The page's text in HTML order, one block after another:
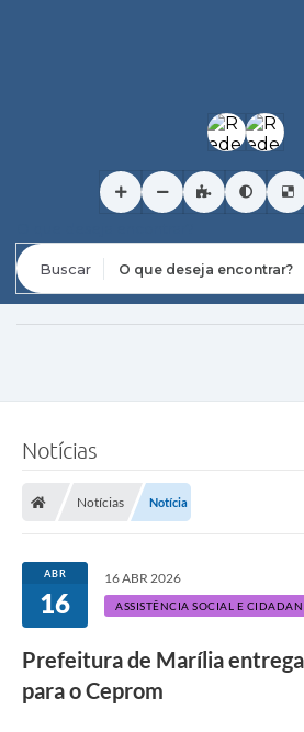
Notícias
Notícias Notícia
ABR
16
16 ABR 2026
ASSISTÊNCIA SOCIAL E
Prefeitura de Marília
para o Ceprom